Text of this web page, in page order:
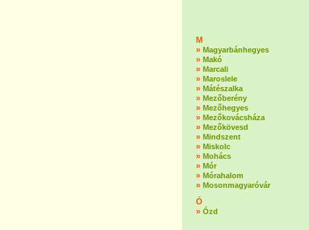
M
» Magyarbánhegyes
» Makó
» Marcali
» Maroslele
» Mátészalka
» Mezőberény
» Mezőhegyes
» Mezőkovácsháza
» Mezőkövesd
» Mindszent
» Miskolc
» Mohács
» Mór
» Mórahalom
» Mosonmagyaróvár
Ó
» Ózd